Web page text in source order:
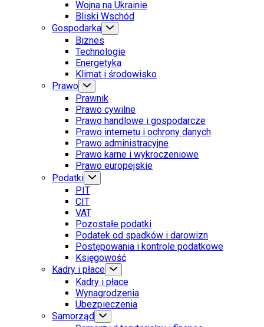
Wojna na Ukrainie
Bliski Wschód
Gospodarka
Biznes
Technologie
Energetyka
Klimat i środowisko
Prawo
Prawnik
Prawo cywilne
Prawo handlowe i gospodarcze
Prawo internetu i ochrony danych
Prawo administracyjne
Prawo karne i wykroczeniowe
Prawo europejskie
Podatki
PIT
CIT
VAT
Pozostałe podatki
Podatek od spadków i darowizn
Postępowania i kontrole podatkowe
Księgowość
Kadry i płace
Kadry i płace
Wynagrodzenia
Ubezpieczenia
Samorząd